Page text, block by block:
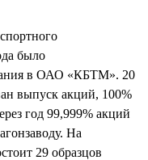
было
в ОАО «КБТМ». 20
выпуск акций, 100%
год 99,999% акций
На
29 образцов